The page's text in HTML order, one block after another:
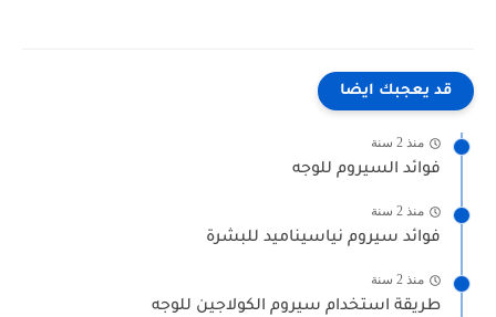
قد يعجبك ايضا
منذ 2 سنة
فوائد السيروم للوجه
منذ 2 سنة
فوائد سيروم نياسيناميد للبشرة
منذ 2 سنة
طريقة استخدام سيروم الكولاجين للوجه